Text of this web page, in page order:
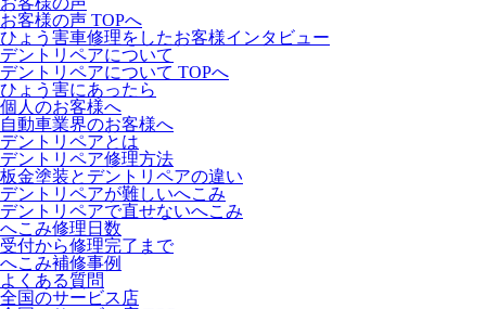
お客様の声 TOPへ
ひょう害車修理をしたお客様インタビュー
デントリペアについて
デントリペアについて TOPへ
ひょう害にあったら
個人のお客様へ
自動車業界のお客様へ
デントリペアとは
デントリペア修理方法
板金塗装とデントリペアの違い
デントリペアが難しいへこみ
デントリペアで直せないへこみ
へこみ修理日数
受付から修理完了まで
へこみ補修事例
よくある質問
全国のサービス店